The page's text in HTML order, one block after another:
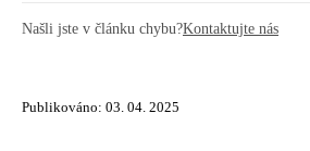
Našli jste v článku chybu?Kontaktujte nás
Publikováno: 03. 04. 2025